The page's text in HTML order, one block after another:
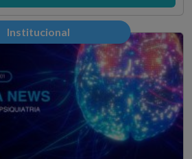
Institucional